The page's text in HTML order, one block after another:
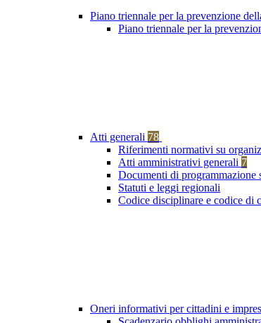
Piano triennale per la prevenzione
Piano triennale per la
Atti generali 78
Riferimenti normativi su
Atti amministrativi generali 7
Documenti di programmazione
Statuti e leggi regionali
Codice disciplinare e codice di
Oneri informativi per cittadini e